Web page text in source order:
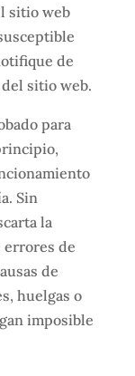
sitio web
de
sitio web.
para
Sin
la
de
de
huelgas o
imposible